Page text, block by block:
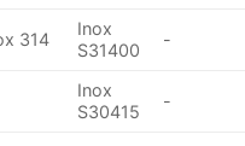
314
Inox
S31400
-
Inox
S30415
-